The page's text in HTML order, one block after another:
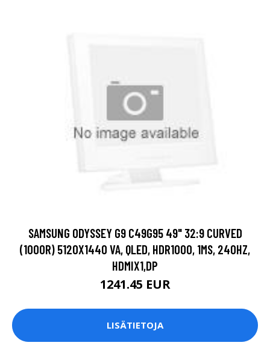
SAMSUNG ODYSSEY G9 C49G95 49" 32:9 CURVED
(1000R) 5120X1440 VA, QLED, HDR1000, 1MS, 240HZ,
HDMIX1,DP
1241.45 EUR
LISÄTIETOJA